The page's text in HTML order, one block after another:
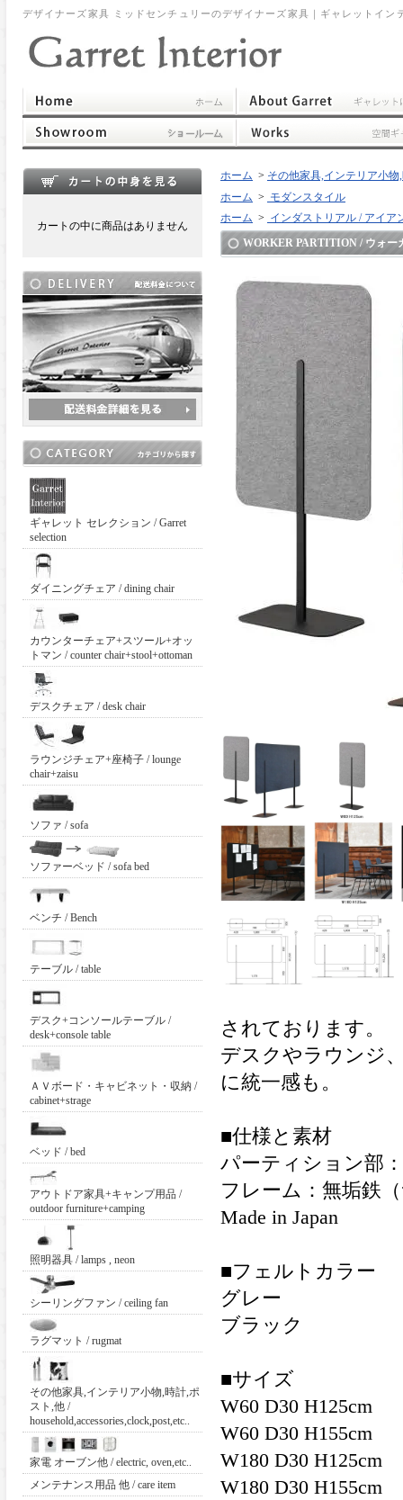
デザイナーズ家具 ミッドセンチュリーのデザイナーズ家具｜ギャレットイン
カートの中に商品はありません
ギャレット セレクション / Garret
selection
ダイニングチェア / dining chair
カウンターチェア+スツール+オッ
トマン / counter chair+stool+ottoman
デスクチェア / desk chair
ラウンジチェア+座椅子 / lounge
chair+zaisu
ソファ / sofa
ソファーベッド / sofa bed
ベンチ / Bench
テーブル / table
デスク+コンソールテーブル /
desk+console table
ＡＶボード・キャビネット・収納 /
cabinet+strage
ベッド / bed
アウトドア家具+キャンプ用品 /
outdoor furniture+camping
照明器具 / lamps , neon
シーリングファン / ceiling fan
ラグマット / rugmat
その他家具,インテリア小物,時計,ポ
スト,他 /
household,accessories,clock,post,etc..
家電 オーブン他 / electric, oven,etc..
メンテナンス用品 他 / care item
ホーム > その他家具,インテリア小物,
ホーム > モダンスタイル
ホーム > インダストリアル / アイア
WORKER PARTITION / ウォー
されております。
デスクやラウンジ
に統一感も。
■仕様と素材
パーティション部
フレーム：無垢鉄
Made in Japan
■フェルトカラー
グレー
ブラック
■サイズ
W60 D30 H125cm
W60 D30 H155cm
W180 D30 H125cm
W180 D30 H155cm